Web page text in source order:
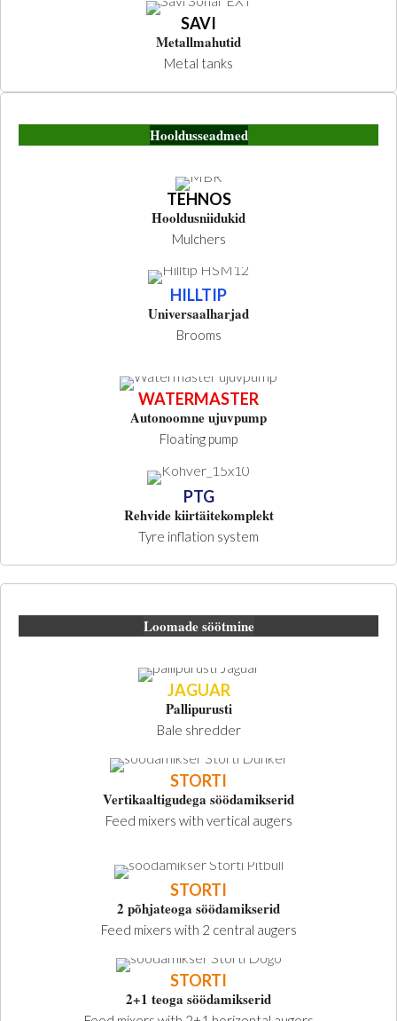
SAVI
Metallmahutid
Metal tanks
Hooldusseadmed
TEHNOS
Hooldusniidukid
Mulchers
HILLTIP
Universaalharjad
Brooms
WATERMASTER
Autonoomne ujuvpump
Floating pump
PTG
Rehvide kiirtäitekomplekt
Tyre inflation system
Loomade söötmine
JAGUAR
Pallipurusti
Bale shredder
STORTI
Vertikaaltigudega söödamikserid
Feed mixers with vertical augers
STORTI
2 põhjateoga söödamikserid
Feed mixers with 2 central augers
STORTI
2+1 teoga söödamikserid